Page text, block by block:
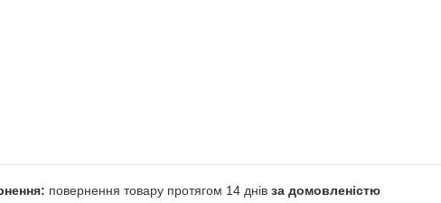
повернення товару протягом 14 днів за домовленістю